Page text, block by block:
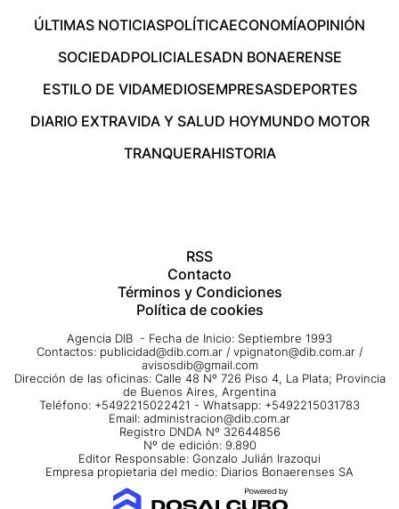
ÚLTIMAS NOTICIASPOLÍTICAECONOMÍAOPINIÓN
SOCIEDADPOLICIALESADN BONAERENSE
ESTILO DE VIDAMEDIOSEMPRESASDEPORTES
DIARIO EXTRAVIDA Y SALUD HOYMUNDO MOTOR
TRANQUERAHISTORIA
RSS
Contacto
Términos y Condiciones
Política de cookies
Agencia DIB - Fecha de Inicio: Septiembre 1993
Contactos: publicidad@dib.com.ar / vpignaton@dib.com.ar /
avisosdib@gmail.com
Dirección de las oficinas: Calle 48 Nº 726 Piso 4, La Plata; Provincia
de Buenos Aires, Argentina
Teléfono: +5492215022421 - Whatsapp: +5492215031783
Email: administracion@dib.com.ar
Registro DNDA Nº 32644856
Nº de edición: 9.890
Editor Responsable: Gonzalo Julián Irazoqui
Empresa propietaria del medio: Diarios Bonaerenses SA